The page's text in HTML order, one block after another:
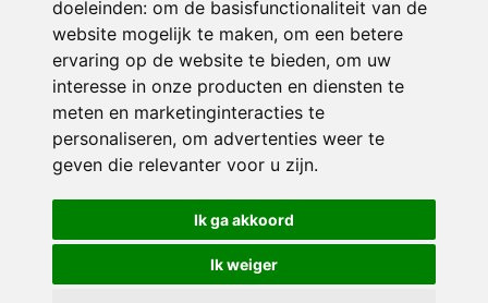
doeleinden: om de basisfunctionaliteit van de
website mogelijk te maken, om een betere
ervaring op de website te bieden, om uw
interesse in onze producten en diensten te
meten en marketinginteracties te
personaliseren, om advertenties weer te
geven die relevanter voor u zijn.
Ik ga akkoord
Ik weiger
© 2026 Avonturijn | Alle rechten voorbehouden
Privacy policy|Disclaimer| Klachtenregeling|RSIN en Anbi
voorkeuren
Crealisatie The MindOffice